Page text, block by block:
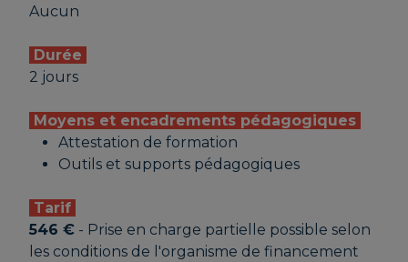
Aucun
Durée
2 jours
Moyens et encadrements pédagogiques
Attestation de formation
Outils et supports pédagogiques
Tarif
546 € - Prise en charge partielle possible selon
les conditions de l'organisme de financement